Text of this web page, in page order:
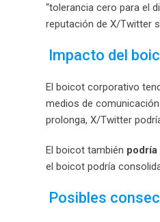
“tolerancia cero para el
reputación de X/Twitter
Impacto del
El boicot corporativo
medios de
prolonga, X/Twitter
El boicot también
el boicot podría
Posibles